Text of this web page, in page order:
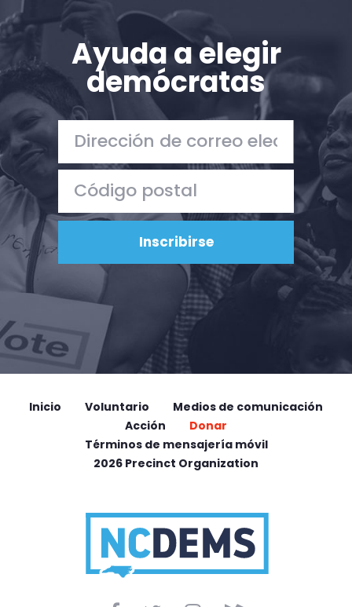
Ayuda a elegir
demócratas
Inicio Voluntario
Medios de comunicación
Acción
Donar
Términos de mensajería móvil
2026 Precinct Organization